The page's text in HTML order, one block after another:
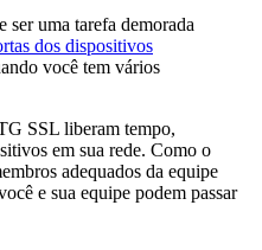
ser uma tarefa demorada
dos dispositivos
você tem vários
SSL liberam tempo,
em sua rede. Como o
adequados da equipe
e sua equipe podem passar